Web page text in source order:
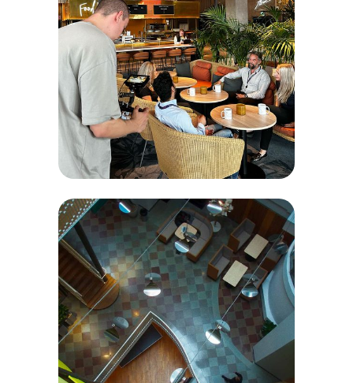
Epical - trust-
makers.
Film- och employer
brandingprojekt med fokus på
att rekrytera personal inom
data & IT.